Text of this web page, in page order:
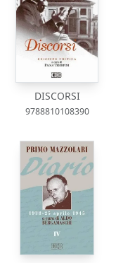
DISCORSI
9788810108390